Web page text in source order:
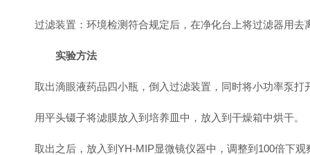
过滤装置：环境检测符合规定后，在净化台上将过滤器用
实验方法
取出滴眼液药品四小瓶，倒入过滤装置，同时将小功率泵
用平头镊子将滤膜放入到培养皿中，放入到干燥箱中烘干。
取出之后，放入到YH-MIP显微镜仪器中，调整到100倍下